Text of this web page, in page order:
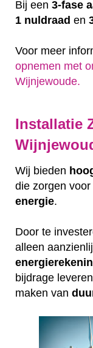
Bij een 3-fase
1 nuldraad en
Voor meer
opnemen met
Wijnjewoude.
Installatie
Wij bieden
die zorgen
energie.
Door te
alleen
bijdrage
maken van